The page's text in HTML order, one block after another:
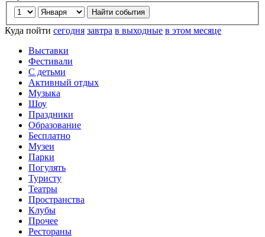
Куда пойти сегодня завтра в выходные в этом месяце
Выставки
Фестивали
С детьми
Активный отдых
Музыка
Шоу
Праздники
Образование
Бесплатно
Музеи
Парки
Погулять
Туристу
Театры
Пространства
Клубы
Прочее
Рестораны